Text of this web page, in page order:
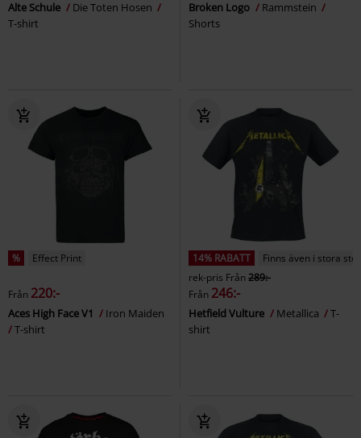
Alte Schule
Die Toten Hosen
T-shirt
Broken Logo
Rammstein
Shorts
% Effect Print
Från 220:-
Aces High Face V1
Iron Maiden
T-shirt
14% RABATT
Finns även i stora
rek-pris Från289:-
Från 246:-
Hetfield Vulture Metallica
T-
shirt